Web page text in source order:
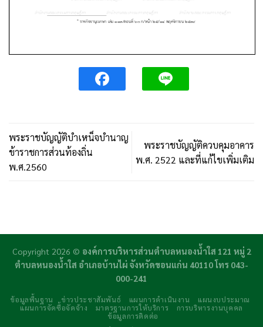
พระราชบัญญัติบำเหน็จบำนาญ
ข้าราชการส่วนท้องถิ่น
พ.ศ.2560
พระราชบัญญัติควบคุมอาคาร
พ.ศ. 2522 และที่แก้ไขเพิ่มเติม
Copyright 2026 © องค์การบริหารส่วนตำบลหนองน้ำใส 121 หมู่ 2
ตำบลหนองน้ำใส อำเภอบ้านไผ่ จังหวัดขอนแก่น 40110 โทร 043-
000-241
ข้อมูลพื้นฐาน ข่าวประชาสัมพันธ์ แผนการดำเนินงาน
แผนงบประมาณ
แผนการจัดซื้อจัดจ้าง
มาตรฐานการให้บริการ
การบริหารงานบุคคล
ข้อมูลการติดต่อ